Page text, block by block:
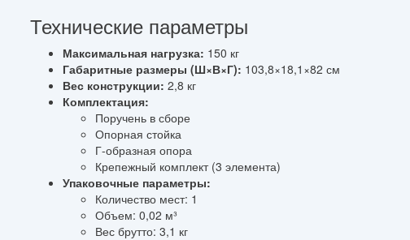
Технические параметры
Максимальная нагрузка: 150 кг
Габаритные размеры (Ш×В×Г): 103,8×18,1×82 см
Вес конструкции: 2,8 кг
Комплектация:
Поручень в сборе
Опорная стойка
Г-образная опора
Крепежный комплект (3 элемента)
Упаковочные параметры:
Количество мест: 1
Объем: 0,02 м³
Вес брутто: 3,1 кг